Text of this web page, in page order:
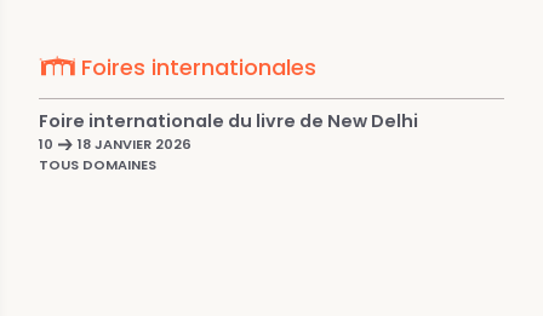
Foires internationales
Foire internationale du livre de New Delhi
10
18 JANVIER 2026
TOUS DOMAINES